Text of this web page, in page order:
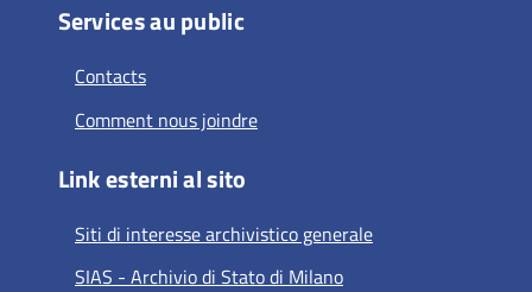
Services au public
Contacts
Comment nous joindre
Link esterni al sito
Siti di interesse archivistico generale
SIAS - Archivio di Stato di Milano